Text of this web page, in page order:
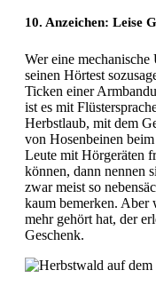
10. Anzeichen: Leise
Wer eine
seinen Hörtest
Ticken einer
ist es mit
Herbstlaub, mit dem
von Hosenbeinen
Leute mit Hörgeräten
können, dann nennen
zwar meist so
kaum bemerken. Aber
mehr gehört hat, der
Geschenk.